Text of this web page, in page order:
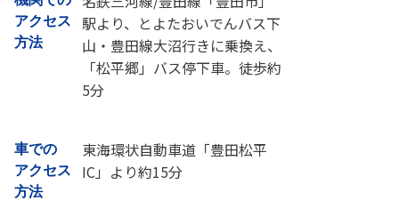
公共交通
機関での
【電車】
名鉄三河線/豊田線「豊田市」
駅より、とよたおいでんバス下
山・豊田線大沼行きに乗換え、
「松平郷」バス停下車。徒歩約
車での
東海環状自動車道「豊田松平